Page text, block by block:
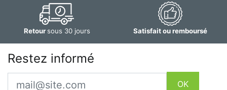
Retoursous 30 jours Satisfait ou remboursé
Restez informé
Email
OK